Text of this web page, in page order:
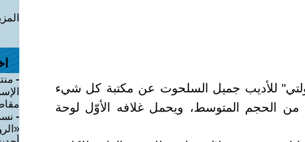
للأديب جميل السلحوت عن مكتبة كل شيء
ويقع في ٢١٤ صفحة من الحجم المتوسط، ويحمل غلافه الأوّل لوحة
-
-